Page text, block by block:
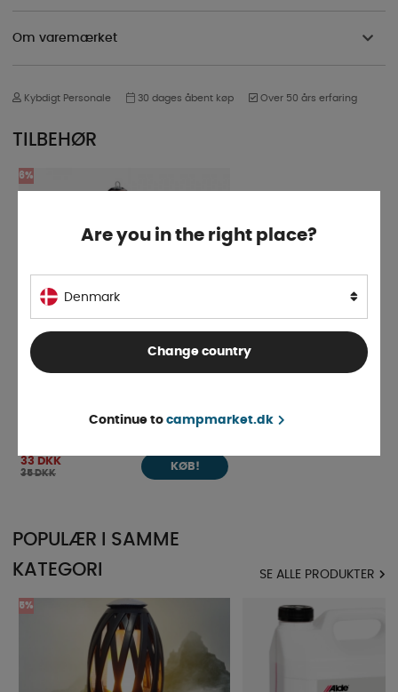
Om varemærket
Kybdigt Personale 30 dages åbent køp Over 50 års erfaring
TILBEHØR
6%
Comet & Cosmo B1
33 DKK
35 DKK
KØB!
POPULÆR I SAMME
KATEGORI
SE ALLE PRODUKTER
5%
Are you in the right place?
Denmark
Change country
Continue to campmarket.dk